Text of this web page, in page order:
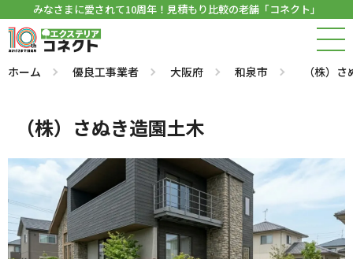
みなさまに愛されて10周年！見積もり比較の老舗「コネクト」
ホーム 優良工事業者 大阪府 和泉市 （株）
（株）さぬき造園土木